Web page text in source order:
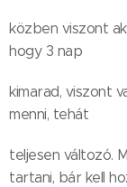
közben viszont
hogy 3 nap
kimarad, viszont
menni, tehát
teljesen változó.
tartani, bár kell